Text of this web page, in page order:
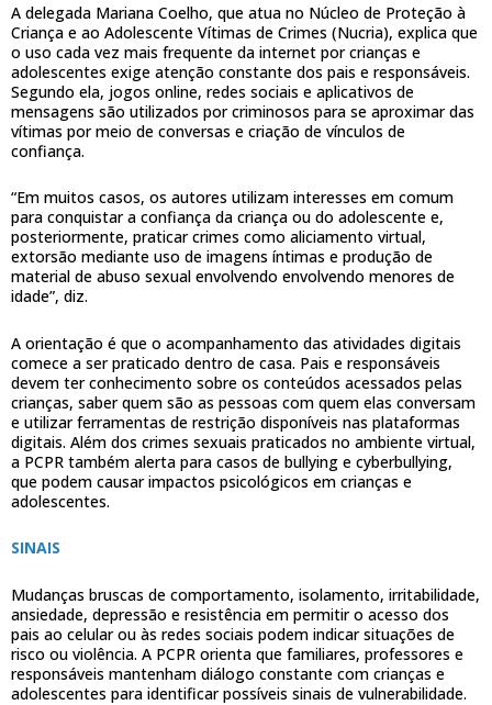
A delegada Mariana Coelho, que atua no Núcleo de Proteção à
Criança e ao Adolescente Vítimas de Crimes (Nucria), explica que
o uso cada vez mais frequente da internet por crianças e
adolescentes exige atenção constante dos pais e responsáveis.
Segundo ela, jogos online, redes sociais e aplicativos de
mensagens são utilizados por criminosos para se aproximar das
vítimas por meio de conversas e criação de vínculos de
confiança.
“Em muitos casos, os autores utilizam interesses em comum
para conquistar a confiança da criança ou do adolescente e,
posteriormente, praticar crimes como aliciamento virtual,
extorsão mediante uso de imagens íntimas e produção de
material de abuso sexual envolvendo envolvendo menores de
idade”, diz.
A orientação é que o acompanhamento das atividades digitais
comece a ser praticado dentro de casa. Pais e responsáveis
devem ter conhecimento sobre os conteúdos acessados pelas
crianças, saber quem são as pessoas com quem elas conversam
e utilizar ferramentas de restrição disponíveis nas plataformas
digitais. Além dos crimes sexuais praticados no ambiente virtual,
a PCPR também alerta para casos de bullying e cyberbullying,
que podem causar impactos psicológicos em crianças e
adolescentes.
SINAIS
Mudanças bruscas de comportamento, isolamento, irritabilidade,
ansiedade, depressão e resistência em permitir o acesso dos
pais ao celular ou às redes sociais podem indicar situações de
risco ou violência. A PCPR orienta que familiares, professores e
responsáveis mantenham diálogo constante com crianças e
adolescentes para identificar possíveis sinais de vulnerabilidade.